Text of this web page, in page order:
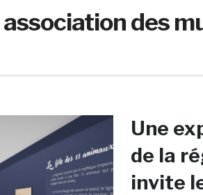
association des
Une
de la
invite